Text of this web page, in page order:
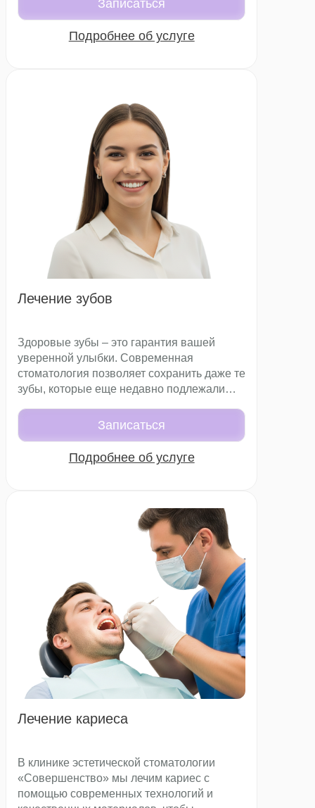
Записаться
Подробнее об услуге
Лечение зубов
Здоровые зубы – это гарантия вашей
уверенной улыбки. Современная
стоматология позволяет сохранить даже те
зубы, которые еще недавно подлежали
приходят различные терапевтические
методики.
Записаться
Подробнее об услуге
Лечение кариеса
В клинике эстетической стоматологии
«Совершенство» мы лечим кариес с
помощью современных технологий и